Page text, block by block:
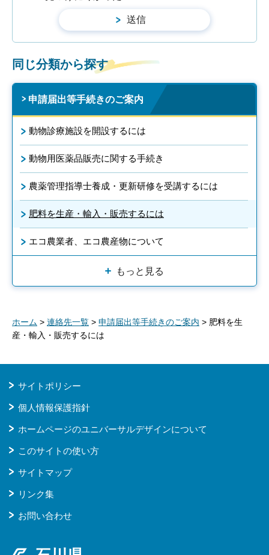
同じ分類から探す
申請届出等手続きのご案内
動物診療施設を開設するには
動物用医薬品販売に関する手続き
農薬管理指導士養成・更新研修を受講するには
肥料を生産・輸入・販売するには
エコ農業者、エコ農産物について
もっと見る
ホーム > 連絡先一覧 > 申請届出等手続きのご案内 > 肥料を生
産・輸入・販売するには
サイトポリシー
個人情報保護指針
ホームページのユニバーサルデザインについて
このサイトの使い方
サイトマップ
リンク集
お問い合わせ